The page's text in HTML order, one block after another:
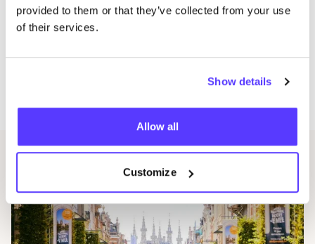
provided to them or that they’ve collected from your use
of their services.
Show details
Allow all
Customize
Head of Research
Themenverwandte Beiträge